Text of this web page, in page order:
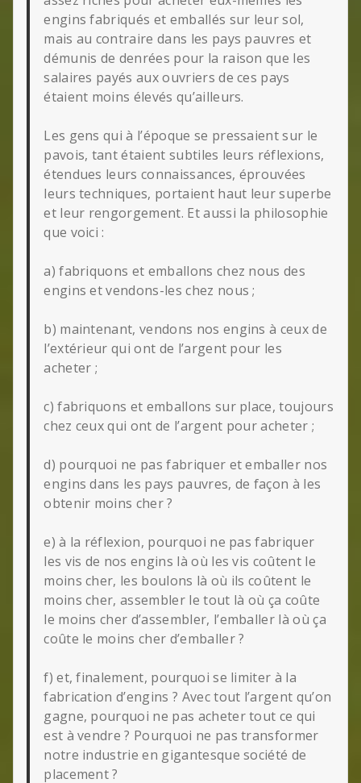
engins fabriqués et emballés sur leur sol,
mais au contraire dans les pays pauvres et
démunis de denrées pour la raison que les
salaires payés aux ouvriers de ces pays
étaient moins élevés qu’ailleurs.
Les gens qui à l’époque se pressaient sur le
pavois, tant étaient subtiles leurs réflexions,
étendues leurs connaissances, éprouvées
leurs techniques, portaient haut leur superbe
et leur rengorgement. Et aussi la philosophie
que voici :
a) fabriquons et emballons chez nous des
engins et vendons-les chez nous ;
b) maintenant, vendons nos engins à ceux de
l’extérieur qui ont de l’argent pour les
acheter ;
c) fabriquons et emballons sur place, toujours
chez ceux qui ont de l’argent pour acheter ;
d) pourquoi ne pas fabriquer et emballer nos
engins dans les pays pauvres, de façon à les
obtenir moins cher ?
e) à la réflexion, pourquoi ne pas fabriquer
les vis de nos engins là où les vis coûtent le
moins cher, les boulons là où ils coûtent le
moins cher, assembler le tout là où ça coûte
le moins cher d’assembler, l’emballer là où ça
coûte le moins cher d’emballer ?
f) et, finalement, pourquoi se limiter à la
fabrication d’engins ? Avec tout l’argent qu’on
gagne, pourquoi ne pas acheter tout ce qui
est à vendre ? Pourquoi ne pas transformer
notre industrie en gigantesque société de
placement ?